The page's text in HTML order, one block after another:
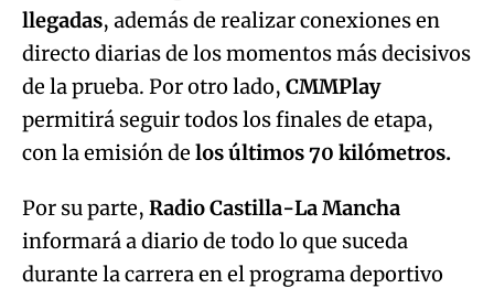
llegadas, además de realizar conexiones en
directo diarias de los momentos más decisivos
de la prueba. Por otro lado, CMMPlay
permitirá seguir todos los finales de etapa,
con la emisión de los últimos 70 kilómetros.
Por su parte, Radio Castilla-La Mancha
informará a diario de todo lo que suceda
durante la carrera en el programa deportivo